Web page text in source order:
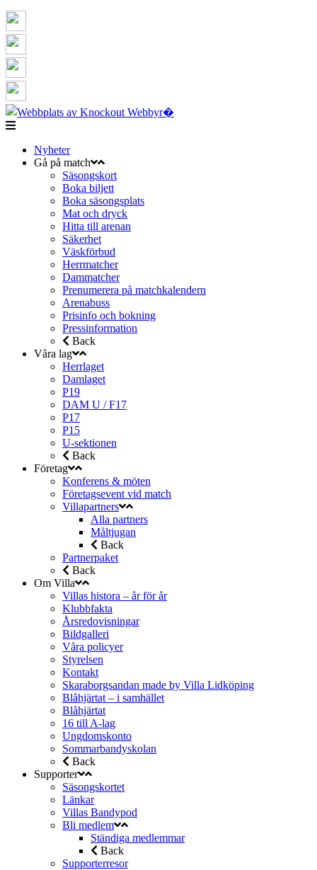
Nyheter
Gå på match
Säsongskort
Boka biljett
Boka säsongsplats
Mat och dryck
Hitta till arenan
Säkerhet
Väskförbud
Herrmatcher
Dammatcher
Prenumerera på matchkalendern
Arenabuss
Prisinfo och bokning
Pressinformation
Back
Våra lag
Herrlaget
Damlaget
P19
DAM U / F17
P17
P15
U-sektionen
Back
Företag
Konferens & möten
Företagsevent vid match
Villapartners
Alla partners
Måltjugan
Back
Partnerpaket
Back
Om Villa
Villas histora – år för år
Klubbfakta
Årsredovisningar
Bildgalleri
Våra policyer
Styrelsen
Kontakt
Skaraborgsandan made by Villa Lidköping
Blåhjärtat – i samhället
Blåhjärtat
16 till A-lag
Ungdomskonto
Sommarbandyskolan
Back
Supporter
Säsongskortet
Länkar
Villas Bandypod
Bli medlem
Ständiga medlemmar
Back
Supporterresor